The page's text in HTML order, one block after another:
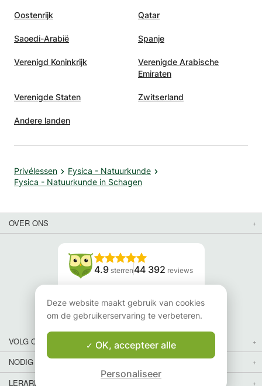
Oostenrijk Qatar
Saoedi-Arabië Spanje
Verenigd Koninkrijk
Verenigde Arabische
Emiraten
Verenigde Staten Zwitserland
Andere landen
Privélessen
Fysica - Natuurkunde
Fysica - Natuurkunde in Schagen
OVER ONS
4.9 sterren 44 392 reviews
Lees onze reviews
VOLG ONS
NODIG JE VRIENDEN UIT
LERAREN VOOR LESSEN IN JOUW LAND EN REGIO:
Deze website maakt gebruik van cookies
om de gebruikerservaring te verbeteren.
OK, accepteer alle
Personaliseer